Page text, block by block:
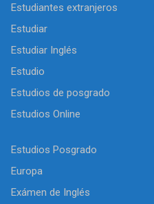
Estudiantes extranjeros
Estudiar
Estudiar Inglés
Estudio
Estudios de posgrado
Estudios Online
Estudios Posgrado
Europa
Exámen de Inglés